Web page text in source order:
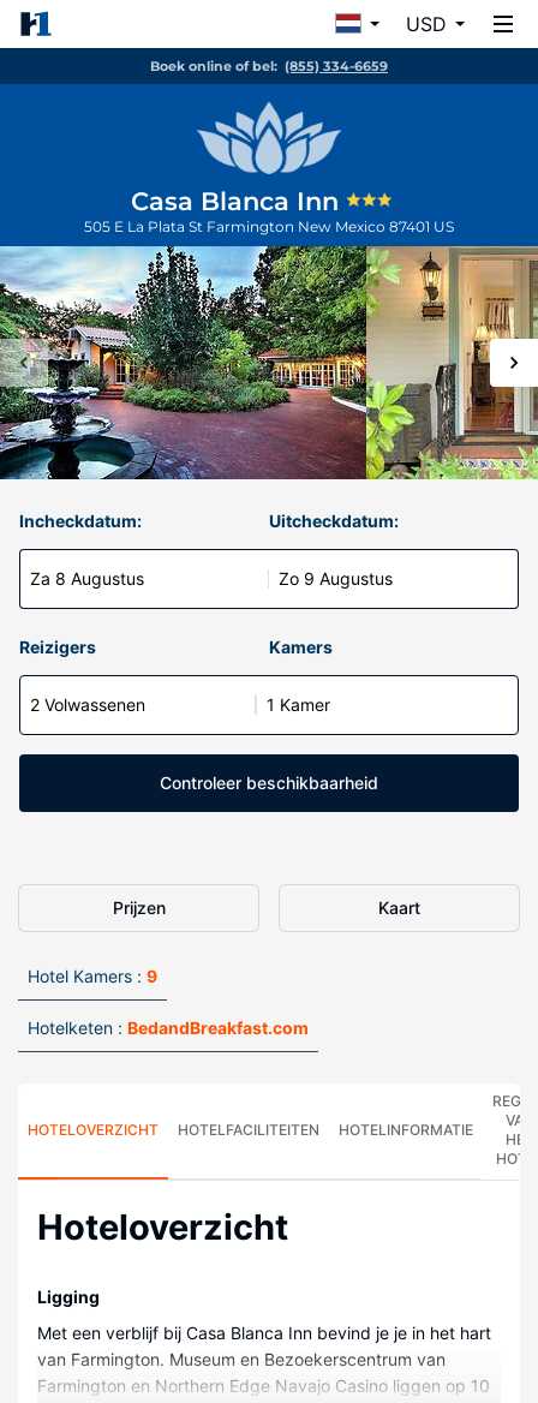
USD
Boek online of bel: (855) 334-6659
Casa Blanca Inn
505 E La Plata St Farmington New Mexico 87401 US
Incheckdatum:
Za 8 Augustus
Uitcheckdatum:
Zo 9 Augustus
Reizigers Kamers
2 Volwassenen 1 Kamer
Controleer beschikbaarheid
Prijzen Kaart
Hotel Kamers : 9
Hotelketen : BedandBreakfast.com
HOTELOVERZICHT HOTELFACILITEITEN HOTELINFORMATIE
VAN
HET
Hoteloverzicht
Ligging
Met een verblijf bij Casa Blanca Inn bevind je je in het hart
van Farmington. Museum en Bezoekerscentrum van
Farmington en Northern Edge Navajo Casino liggen op 10